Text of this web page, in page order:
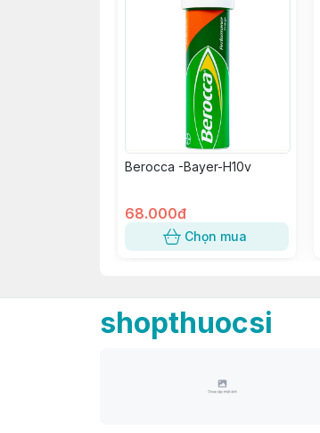
Berocca -Bayer-H10v
68.000đ
Chọn mua
shopthuocsi